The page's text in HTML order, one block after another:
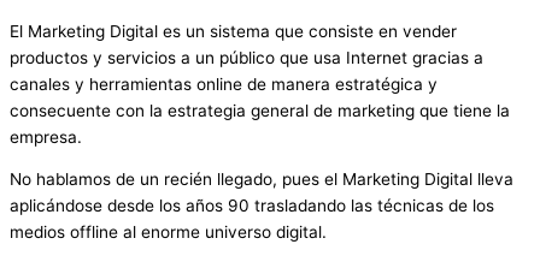
El Marketing Digital es un sistema que consiste en vender
productos y servicios a un público que usa Internet gracias a
canales y herramientas online de manera estratégica y
consecuente con la estrategia general de marketing que tiene la
empresa.
No hablamos de un recién llegado, pues el Marketing Digital lleva
aplicándose desde los años 90 trasladando las técnicas de los
medios offline al enorme universo digital.